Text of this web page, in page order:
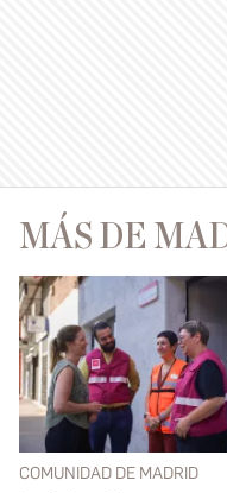
MÁS DE
COMUNIDAD DE MADRID